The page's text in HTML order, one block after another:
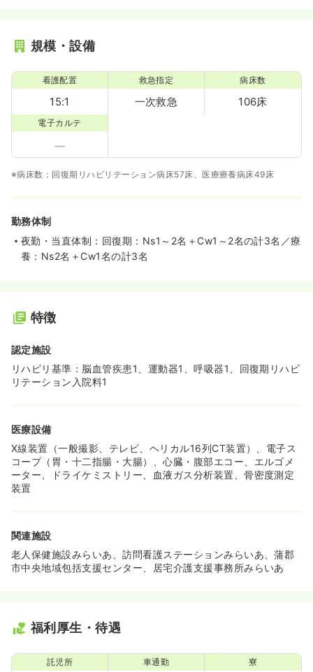
規模・設備
看護配置
15:1
救急指定
一次救急
病床数
106床
電子カルテ
※病床数：回復期リハビリテーション病床57床、医療療養病床49床
勤務体制
夜勤・当直体制：回復期：Ns1～2名＋Cw1～2名の計3名／療
養：Ns2名＋Cw1名の計3名
特徴
認定施設
リハビリ基準：脳血管疾患1、運動器1、呼吸器1、回復期リハビ
リテーション入院料1
医療設備
X線装置（一般撮影、テレビ、ヘリカル16列CT装置）、電子ス
コープ（胃・十二指腸・大腸）、心臓・腹部エコー、エルゴメ
ーター、ドライケミストリー、血液ガス分析装置、骨密度測定
装置
関連施設
老人保健施設みらいあ、訪問看護ステーションみらいあ、蒲郡
市中央地域包括支援センター、居宅介護支援事務所みらいあ
福利厚生・待遇
託児所 車通勤 寮